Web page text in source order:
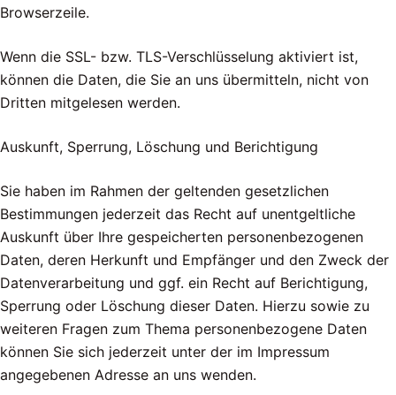
Browserzeile.
Wenn die SSL- bzw. TLS-Verschlüsselung aktiviert ist,
können die Daten, die Sie an uns übermitteln, nicht von
Dritten mitgelesen werden.
Auskunft, Sperrung, Löschung und Berichtigung
Sie haben im Rahmen der geltenden gesetzlichen
Bestimmungen jederzeit das Recht auf unentgeltliche
Auskunft über Ihre gespeicherten personenbezogenen
Daten, deren Herkunft und Empfänger und den Zweck der
Datenverarbeitung und ggf. ein Recht auf Berichtigung,
Sperrung oder Löschung dieser Daten. Hierzu sowie zu
weiteren Fragen zum Thema personenbezogene Daten
können Sie sich jederzeit unter der im Impressum
angegebenen Adresse an uns wenden.